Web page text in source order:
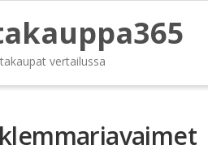
vertailussa